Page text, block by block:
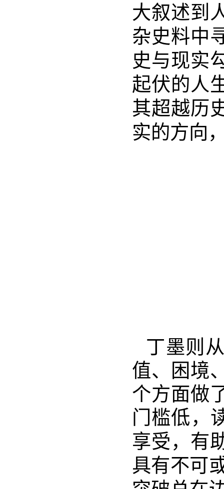
大叙述到
杂史料中
史与现实
起伏的人
其超越历
实的方向
丁墨则
值、困境
个方面做
门槛低 ，
享受，有
具有不可